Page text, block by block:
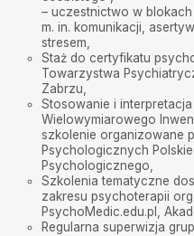
– uczestnictwo w
m. in. komunikacji,
stresem,
Staż do certyfikatu
Towarzystwa
Zabrzu,
Stosowanie i
Wielowymiarowego
szkolenie organizowane
Psychologicznych
Psychologicznego,
Szkolenia tematyczne
zakresu psychoterapii
PsychoMedic.edu.pl,
Regularna superwizja